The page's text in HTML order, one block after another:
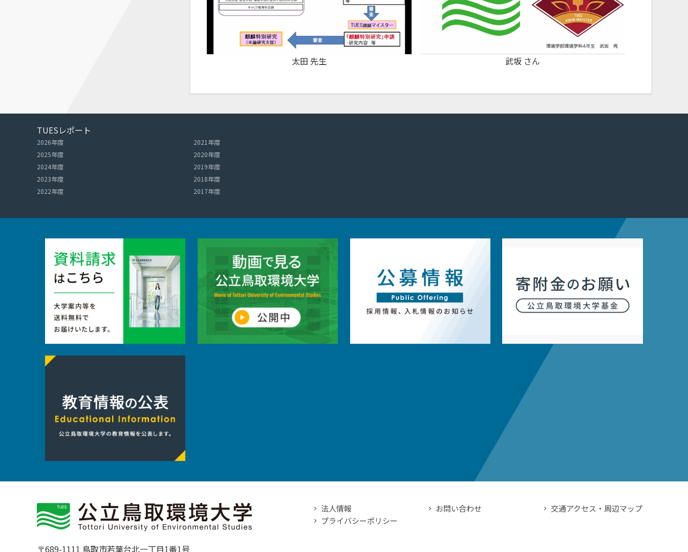
太田 先生 武坂 さん
TUESレポート
2026年度
2025年度
2024年度
2023年度
2022年度
2021年度
2020年度
2019年度
2018年度
2017年度
〒689-1111 鳥取市若葉台北一丁目1番1号
法人情報 お問い合わせ
交通アクセス・周辺マップ
プライバシーポリシー